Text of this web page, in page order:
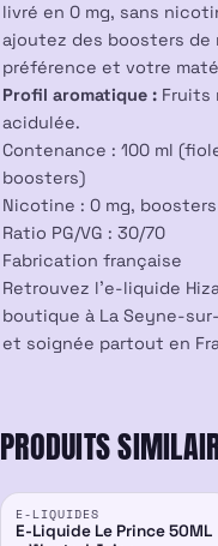
livré en 0 mg, sans
ajoutez des boosters
préférence et votre
Profil aromatique : Fruits
acidulée.
Contenance : 100 ml
boosters)
Nicotine : 0 mg,
Ratio PG/VG : 30/70
Fabrication française
Retrouvez l’e-liquide
boutique à La Seyne-
et soignée partout en
PRODUITS
E-LIQUIDES
E-Liquide Le Prince 50ML